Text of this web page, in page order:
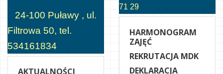
24-100 Puławy , ul.
Filtrowa 50, tel.
534161834
AKTUALNOŚCI
71 29
HARMONOGRAM
ZAJĘĆ
REKRUTACJA MDK
DEKLARACJA